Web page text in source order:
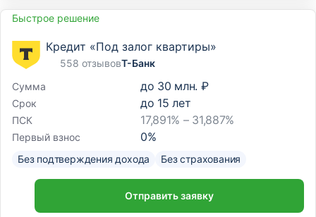
Быстрое решение
Кредит «Под залог квартиры»
558 отзывовТ-Банк
Сумма
до 30 млн. ₽
Срок до 15 лет
ПСК 17,891% – 31,887%
Первый взнос 0%
Без подтверждения дохода Без страхования
Отправить заявку